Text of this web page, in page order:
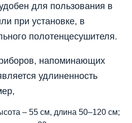
для пользования в
при установке, в
полотенцесушителя.
напоминающих
удлиненность
– 55 см, длина 50–120 см;